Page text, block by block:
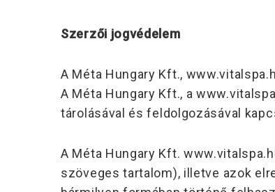
Szerzői jogvédelem
A Méta Hungary Kft.,
A Méta Hungary Kft., a
tárolásával és feldolgozásával
A Méta Hungary Kft.
szöveges tartalom), illetve azok